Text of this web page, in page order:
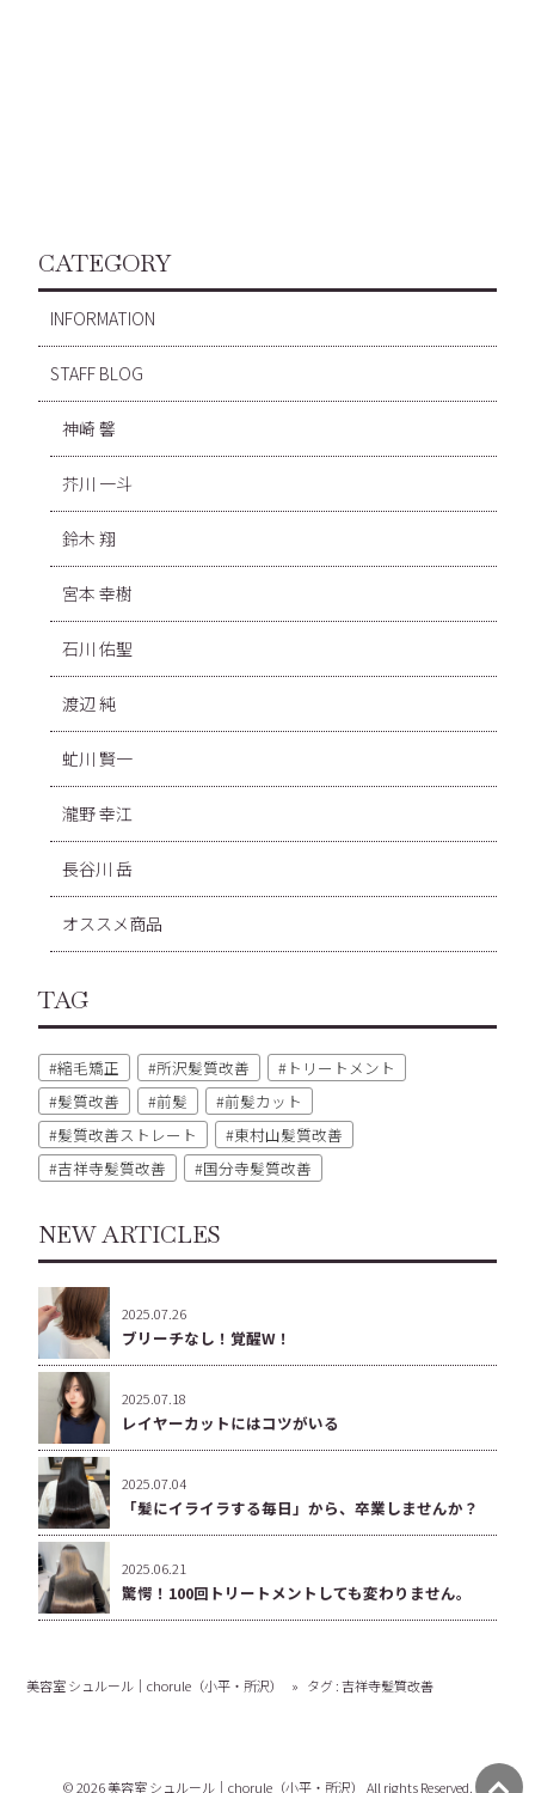
CATEGORY
INFORMATION
STAFF BLOG
神崎 馨
芥川 一斗
鈴木 翔
宮本 幸樹
石川 佑聖
渡辺 純
虻川 賢一
瀧野 幸江
長谷川 岳
オススメ商品
TAG
縮毛矯正 所沢髪質改善
トリートメント
髪質改善
前髪
前髪カット
髪質改善ストレート
東村山髪質改善
吉祥寺髪質改善
国分寺髪質改善
NEW ARTICLES
2025.07.26
ブリーチなし！覚醒W！
2025.07.18
レイヤーカットにはコツがいる
2025.07.04
「髪にイライラする毎日」から、卒業しませんか？
2025.06.21
驚愕！100回トリートメントしても変わりません。
美容室 シュルール｜chorule（小平・所沢） » タグ : 吉祥寺髪質改善
© 2026 美容室 シュルール｜chorule（小平・所沢） All rights Reserved.